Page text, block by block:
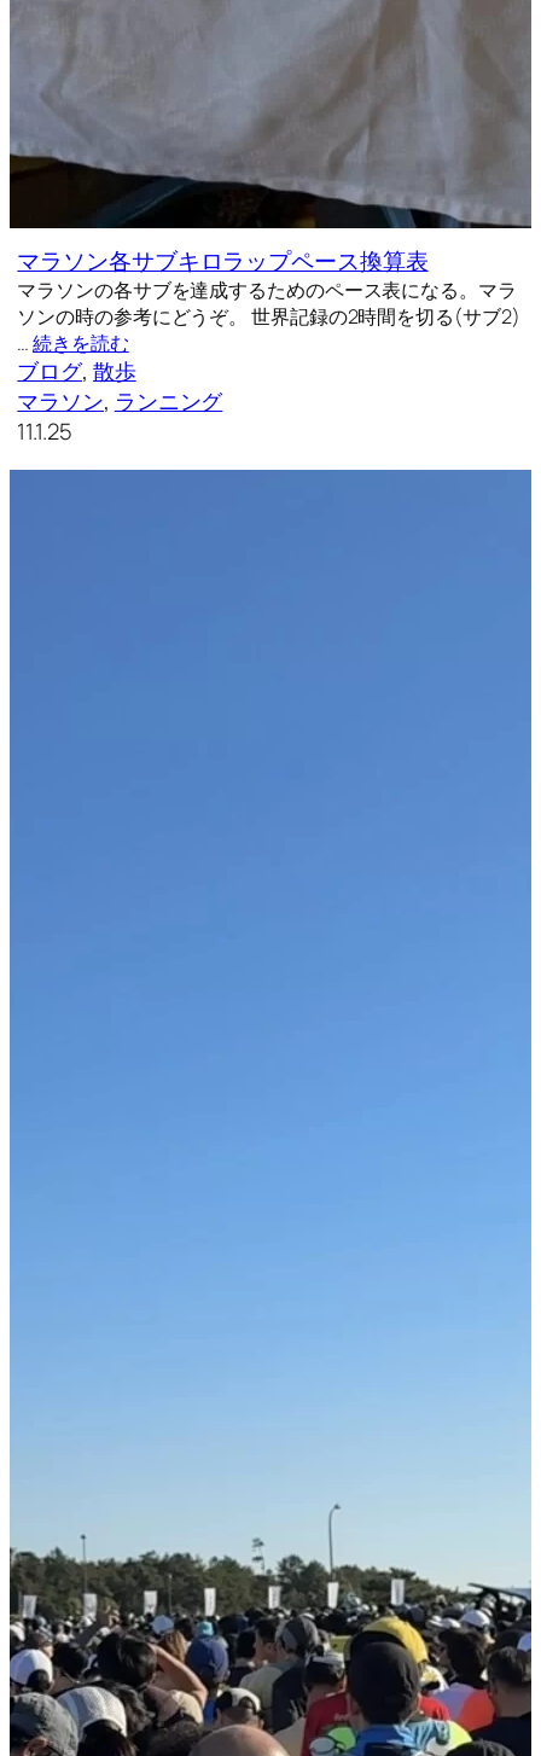
マラソン各サブキロラップペース換算表
マラソンの各サブを達成するためのペース表になる。マラ
ソンの時の参考にどうぞ。 世界記録の2時間を切る(サブ2)
…続きを読む
ブログ, 散歩
マラソン, ランニング
11.1.25